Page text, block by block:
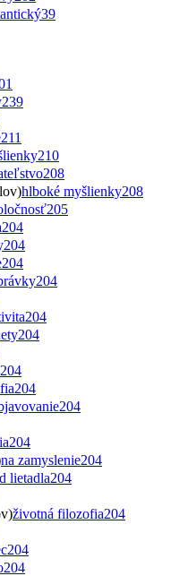
39
239
211
210
208
hlboké myšlienky208
205
204
204
204
204
204
204
204
204
204
204
na zamyslenie204
lietadla204
životná filozofia204
204
204